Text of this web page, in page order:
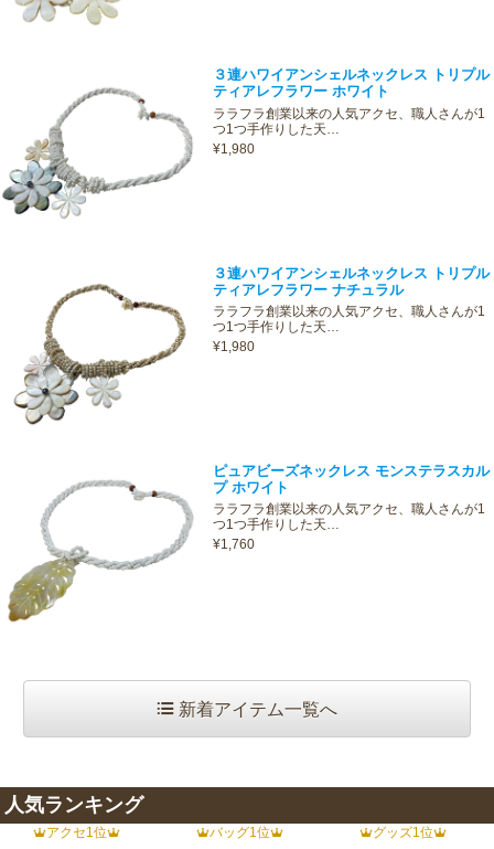
３連ハワイアンシェルネックレス トリプル
ティアレフラワー ホワイト
ララフラ創業以来の人気アクセ、職人さんが1
つ1つ手作りした天…
¥1,980
３連ハワイアンシェルネックレス トリプル
ティアレフラワー ナチュラル
ララフラ創業以来の人気アクセ、職人さんが1
つ1つ手作りした天…
¥1,980
ピュアビーズネックレス モンステラスカル
プ ホワイト
ララフラ創業以来の人気アクセ、職人さんが1
つ1つ手作りした天…
¥1,760
新着アイテム一覧へ
人気ランキング
アクセ1位 バッグ1位 グッズ1位